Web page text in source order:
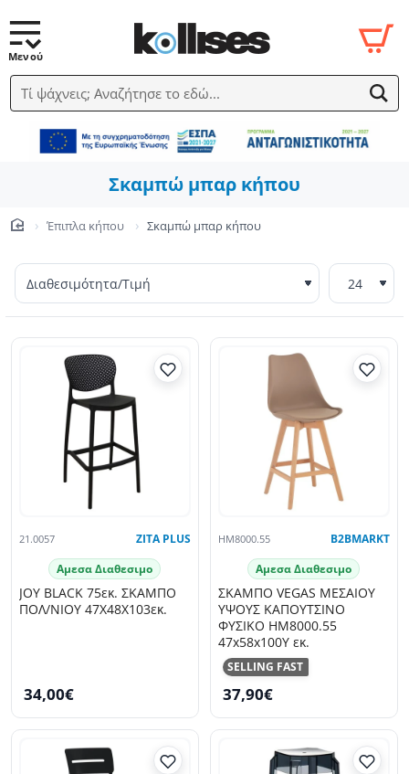
Τί ψάχνεις; Αναζήτησε το εδώ...
Σκαμπώ μπαρ κήπου
Έπιπλα κήπου Σκαμπώ μπαρ κήπου
21.0057 ZITA PLUS
Αμεσα Διαθεσιμο
JOY BLACK 75εκ. ΣΚΑΜΠΟ
ΠΟΛ/ΝΙΟΥ 47X48X103εκ.
34,00€
SELLING FAST
HM8000.55 B2BMARKT
Αμεσα Διαθεσιμο
ΣΚΑΜΠΟ VEGAS ΜΕΣΑΙΟΥ
ΥΨΟΥΣ ΚΑΠΟΥΤΣΙΝΟ
ΦΥΣΙΚΟ HM8000.55
47x58x100Υ εκ.
37,90€